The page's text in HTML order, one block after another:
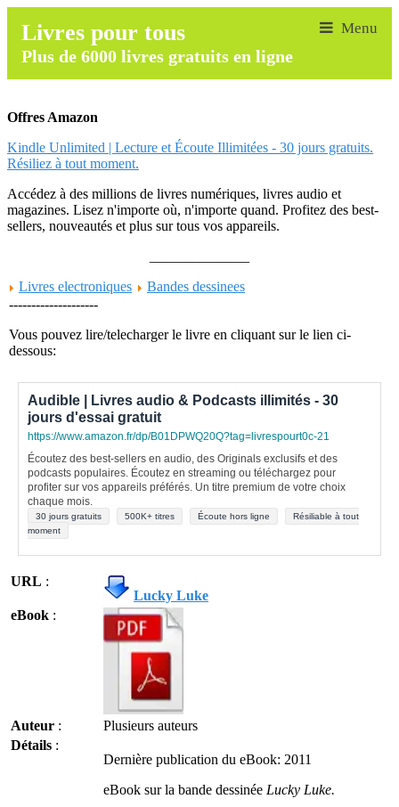
Livres pour tous
Plus de 6000 livres gratuits en ligne
Offres Amazon
Kindle Unlimited | Lecture et Écoute Illimitées - 30 jours gratuits.
Résiliez à tout moment.
Accédez à des millions de livres numériques, livres audio et
magazines. Lisez n'importe où, n'importe quand. Profitez des best-
sellers, nouveautés et plus sur tous vos appareils.
Livres electroniques
Bandes dessinees
--------------------
Vous pouvez lire/telecharger le livre en cliquant sur le lien ci-
dessous:
Audible | Livres audio & Podcasts illimités - 30
jours d'essai gratuit
https://www.amazon.fr/dp/B01DPWQ20Q?tag=livrespourt0c-21
Écoutez des best-sellers en audio, des Originals exclusifs et des
podcasts populaires. Écoutez en streaming ou téléchargez pour
profiter sur vos appareils préférés. Un titre premium de votre choix
chaque mois.
30 jours gratuits 500K+ titres Écoute hors ligne
Résiliable à tout
moment
URL :
Lucky Luke
eBook :
Auteur :
Plusieurs auteurs
Détails :
Dernière publication du eBook: 2011
eBook sur la bande dessinée Lucky Luke.